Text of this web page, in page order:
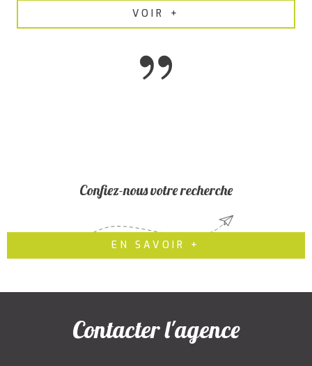
VOIR +
Confiez-nous votre recherche
EN SAVOIR +
Contacter l'agence